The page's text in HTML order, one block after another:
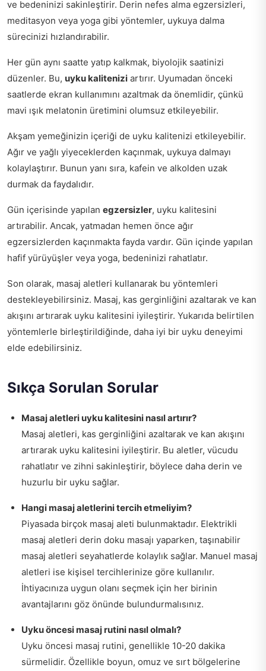
ve bedeninizi sakinleştirir. Derin nefes alma egzersizleri,
meditasyon veya yoga gibi yöntemler, uykuya dalma
sürecinizi hızlandırabilir.
Her gün aynı saatte yatıp kalkmak, biyolojik saatinizi
düzenler. Bu, uyku kalitenizi artırır. Uyumadan önceki
saatlerde ekran kullanımını azaltmak da önemlidir, çünkü
mavi ışık melatonin üretimini olumsuz etkileyebilir.
Akşam yemeğinizin içeriği de uyku kalitenizi etkileyebilir.
Ağır ve yağlı yiyeceklerden kaçınmak, uykuya dalmayı
kolaylaştırır. Bunun yanı sıra, kafein ve alkolden uzak
durmak da faydalıdır.
Gün içerisinde yapılan egzersizler, uyku kalitesini
artırabilir. Ancak, yatmadan hemen önce ağır
egzersizlerden kaçınmakta fayda vardır. Gün içinde yapılan
hafif yürüyüşler veya yoga, bedeninizi rahatlatır.
Son olarak, masaj aletleri kullanarak bu yöntemleri
destekleyebilirsiniz. Masaj, kas gerginliğini azaltarak ve kan
akışını artırarak uyku kalitesini iyileştirir. Yukarıda belirtilen
yöntemlerle birleştirildiğinde, daha iyi bir uyku deneyimi
elde edebilirsiniz.
Sıkça Sorulan Sorular
Masaj aletleri uyku kalitesini nasıl artırır?
Masaj aletleri, kas gerginliğini azaltarak ve kan akışını
artırarak uyku kalitesini iyileştirir. Bu aletler, vücudu
rahatlatır ve zihni sakinleştirir, böylece daha derin ve
huzurlu bir uyku sağlar.
Hangi masaj aletlerini tercih etmeliyim?
Piyasada birçok masaj aleti bulunmaktadır. Elektrikli
masaj aletleri derin doku masajı yaparken, taşınabilir
masaj aletleri seyahatlerde kolaylık sağlar. Manuel masaj
aletleri ise kişisel tercihlerinize göre kullanılır.
İhtiyacınıza uygun olanı seçmek için her birinin
avantajlarını göz önünde bulundurmalısınız.
Uyku öncesi masaj rutini nasıl olmalı?
Uyku öncesi masaj rutini, genellikle 10-20 dakika
sürmelidir. Özellikle boyun, omuz ve sırt bölgelerine